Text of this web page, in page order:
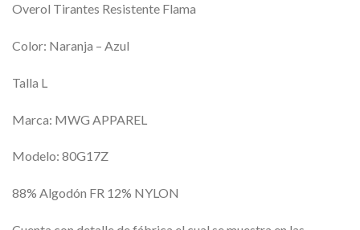
Overol Tirantes Resistente Flama
Color: Naranja – Azul
Talla L
Marca: MWG APPAREL
Modelo: 80G17Z
88% Algodón FR 12% NYLON